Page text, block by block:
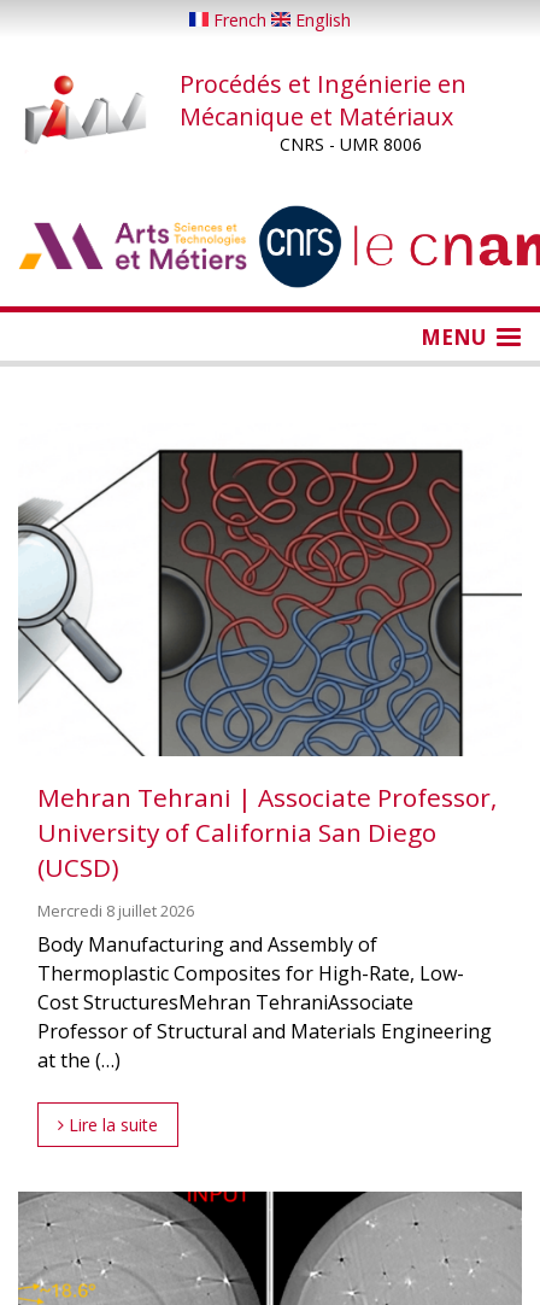
principal
French English
Procédés et Ingénierie en
Mécanique et Matériaux
CNRS - UMR 8006
MENU
Mehran Tehrani | Associate Professor,
University of California San Diego
(UCSD)
Mercredi 8 juillet 2026
Body Manufacturing and Assembly of
Thermoplastic Composites for High-Rate, Low-
Cost StructuresMehran TehraniAssociate
Professor of Structural and Materials Engineering
at the (…)
Lire la suite